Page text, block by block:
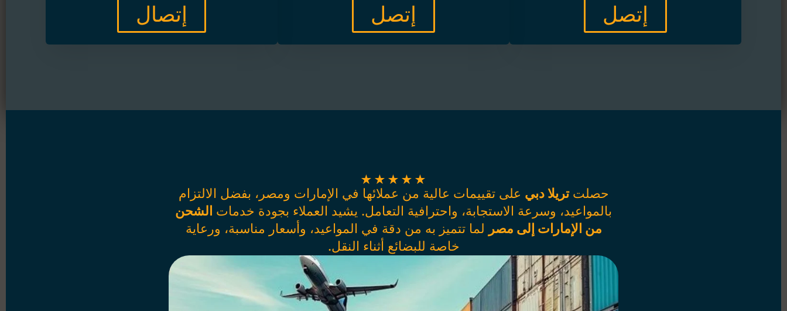
إتصل إتصل إتصال
★
★
★
★
★
حصلتتريلا دبي على تقييمات عالية من عملائها في الإمارات ومصر، بفضل الالتزام
بالمواعيد، وسرعة الاستجابة، واحترافية التعامل. يشيد العملاء بجودة خدمات الشحن
من الإمارات إلى مصر لما تتميز به من دقة في المواعيد، وأسعار مناسبة، ورعاية
خاصة للبضائع أثناء النقل.